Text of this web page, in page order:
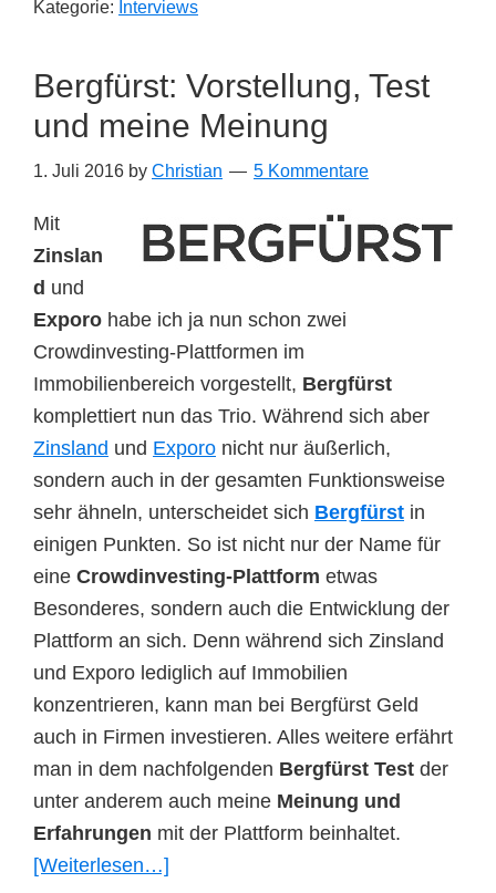
und
Bergfürst
Kategorie: Interviews
Bergfürst: Vorstellung, Test
und meine Meinung
1. Juli 2016 by Christian 5 Kommentare
Mit
Zinslan
d und
Exporo habe ich ja nun schon zwei
Crowdinvesting-Plattformen im
Immobilienbereich vorgestellt, Bergfürst
komplettiert nun das Trio. Während sich aber
Zinsland und Exporo nicht nur äußerlich,
sondern auch in der gesamten Funktionsweise
sehr ähneln, unterscheidet sich Bergfürst in
einigen Punkten. So ist nicht nur der Name für
eine Crowdinvesting-Plattform etwas
Besonderes, sondern auch die Entwicklung der
Plattform an sich. Denn während sich Zinsland
und Exporo lediglich auf Immobilien
konzentrieren, kann man bei Bergfürst Geld
auch in Firmen investieren. Alles weitere erfährt
man in dem nachfolgenden Bergfürst Test der
unter anderem auch meine Meinung und
Erfahrungen mit der Plattform beinhaltet.
[Weiterlesen…]